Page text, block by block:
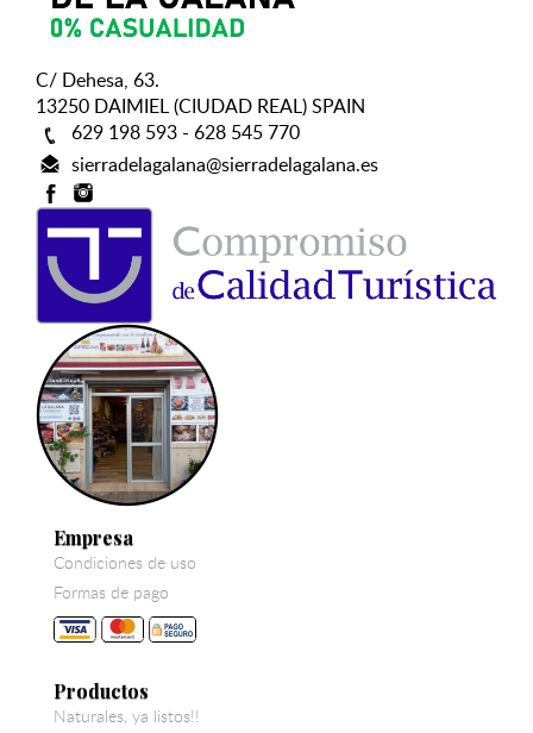
C/ Dehesa, 63.
13250 DAIMIEL (CIUDAD REAL) SPAIN
629 198 593 - 628 545 770
sierradelagalana@sierradelagalana.es
Empresa
Condiciones de uso
Formas de pago
Productos
Naturales, ya listos!!